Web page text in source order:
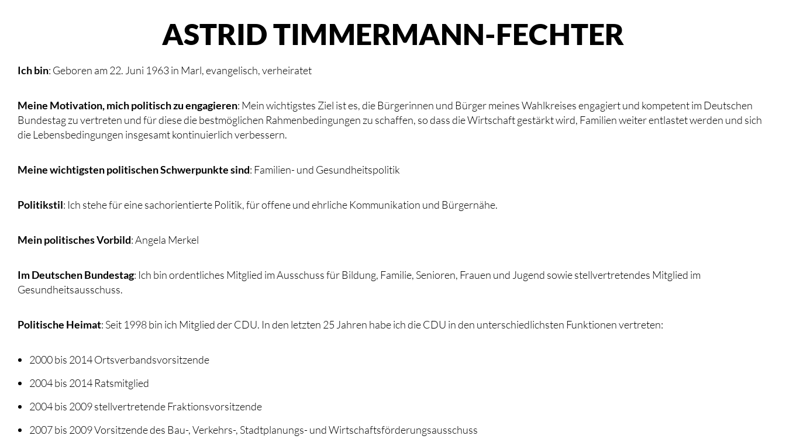
ASTRID TIMMERMANN-FECHTER
Ich bin: Geboren am 22. Juni 1963 in Marl, evangelisch, verheiratet
Meine Motivation, mich politisch zu engagieren: Mein wichtigstes Ziel ist es, die Bürgerinnen und Bürger meines Wahlkreises engagiert und kompetent im Deutschen
Bundestag zu vertreten und für diese die bestmöglichen Rahmenbedingungen zu schaffen, so dass die Wirtschaft gestärkt wird, Familien weiter entlastet werden und sich
die Lebensbedingungen insgesamt kontinuierlich verbessern.
Meine wichtigsten politischen Schwerpunkte sind: Familien- und Gesundheitspolitik
Politikstil: Ich stehe für eine sachorientierte Politik, für offene und ehrliche Kommunikation und Bürgernähe.
Mein politisches Vorbild: Angela Merkel
Im Deutschen Bundestag: Ich bin ordentliches Mitglied im Ausschuss für Bildung, Familie, Senioren, Frauen und Jugend sowie stellvertretendes Mitglied im
Gesundheitsausschuss.
Politische Heimat: Seit 1998 bin ich Mitglied der CDU. In den letzten 25 Jahren habe ich die CDU in den unterschiedlichsten Funktionen vertreten:
2000 bis 2014 Ortsverbandsvorsitzende
2004 bis 2014 Ratsmitglied
2004 bis 2009 stellvertretende Fraktionsvorsitzende
2007 bis 2009 Vorsitzende des Bau-, Verkehrs-, Stadtplanungs- und Wirtschaftsförderungsausschuss